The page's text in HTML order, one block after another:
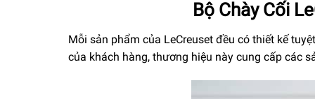
Bộ Chày Cối
Mỗi sản phẩm của LeCreuset đều có thiết kế
của khách hàng, thương hiệu này cung cấp các